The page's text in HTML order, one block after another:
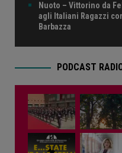
Nuoto – Vittorino da
agli Italiani Ragazzi
Barbazza
PODCAST